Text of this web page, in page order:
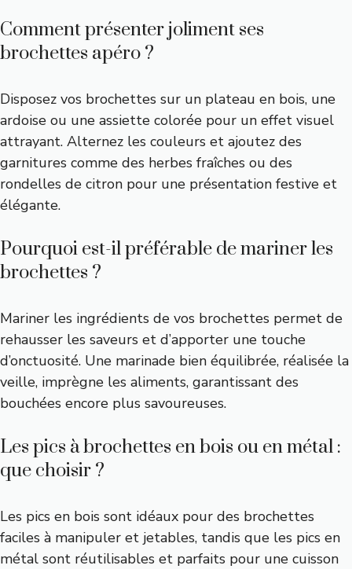
Comment présenter joliment ses
brochettes apéro ?
Disposez vos brochettes sur un plateau en bois, une
ardoise ou une assiette colorée pour un effet visuel
attrayant. Alternez les couleurs et ajoutez des
garnitures comme des herbes fraîches ou des
rondelles de citron pour une présentation festive et
élégante.
Pourquoi est-il préférable de mariner les
brochettes ?
Mariner les ingrédients de vos brochettes permet de
rehausser les saveurs et d’apporter une touche
d’onctuosité. Une marinade bien équilibrée, réalisée la
veille, imprègne les aliments, garantissant des
bouchées encore plus savoureuses.
Les pics à brochettes en bois ou en métal :
que choisir ?
Les pics en bois sont idéaux pour des brochettes
faciles à manipuler et jetables, tandis que les pics en
métal sont réutilisables et parfaits pour une cuisson